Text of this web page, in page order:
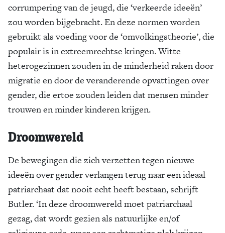
corrumpering van de jeugd, die ‘verkeerde ideeën’
zou worden bijgebracht. En deze normen worden
gebruikt als voeding voor de ‘omvolkingstheorie’, die
populair is in extreemrechtse kringen. Witte
heterogezinnen zouden in de minderheid raken door
migratie en door de veranderende opvattingen over
gender, die ertoe zouden leiden dat mensen minder
trouwen en minder kinderen krijgen.
Droomwereld
De bewegingen die zich verzetten tegen nieuwe
ideeën over gender verlangen terug naar een ideaal
patriarchaat dat nooit echt heeft bestaan, schrijft
Butler. ‘In deze droomwereld moet patriarchaal
gezag, dat wordt gezien als natuurlijke en/of